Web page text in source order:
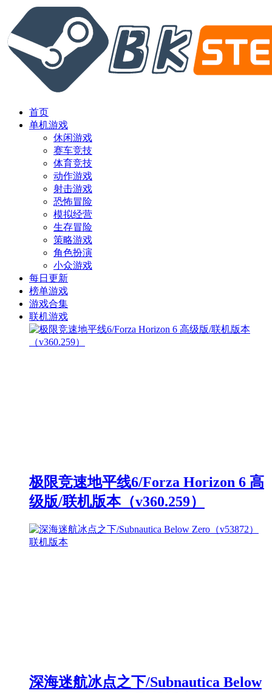
首页
单机游戏
休闲游戏
赛车竞技
体育竞技
动作游戏
射击游戏
恐怖冒险
模拟经营
生存冒险
策略游戏
角色扮演
小众游戏
每日更新
榜单游戏
游戏合集
联机游戏
极限竞速地平线6/Forza Horizon 6 高
级版/联机版本（v360.259）
深海迷航冰点之下/Subnautica Below